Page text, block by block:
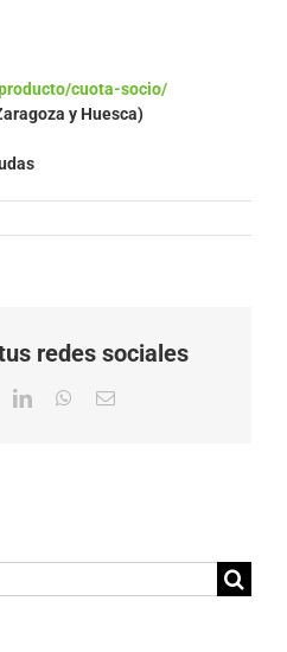
cuota-socio/
y Huesca)
redes sociales
LinkedInWhatsApp
Correo